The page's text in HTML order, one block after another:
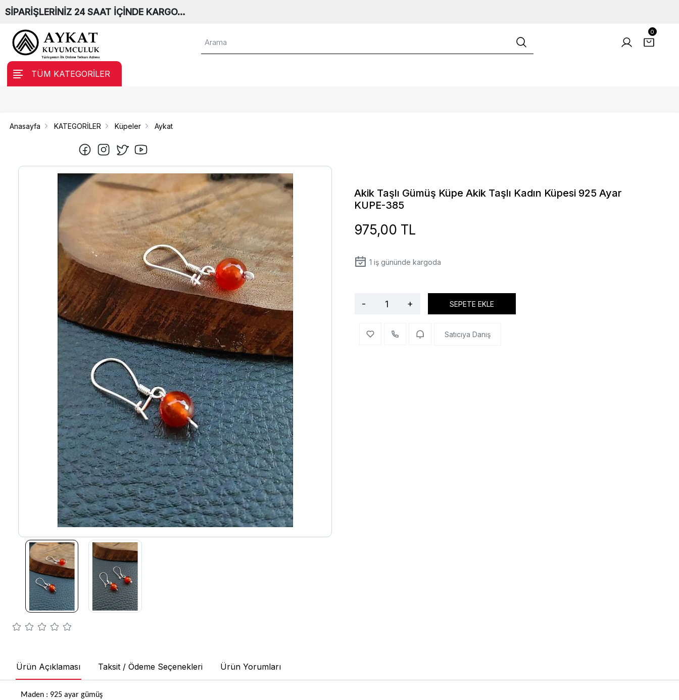
SİPARİŞLERİNİZ 24 SAAT İÇİNDE KARGO…
0
TÜM KATEGORİLER
Anasayfa KATEGORİLER Küpeler Aykat
Akik Taşlı Gümüş Küpe Akik Taşlı Kadın Küpesi 925 Ayar
KUPE-385
975,00 TL
1 iş gününde kargoda
- + SEPETE EKLE
Satıcıya Danış
Ürün Açıklaması Taksit / Ödeme Seçenekleri Ürün Yorumları
Maden : 925 ayar gümüş